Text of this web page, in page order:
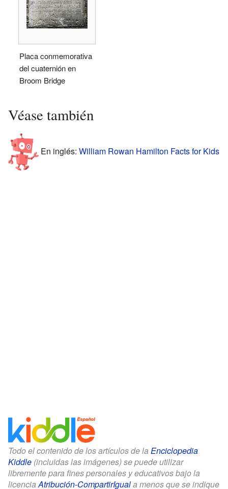
Placa conmemorativa
del cuaternión en
Broom Bridge
Véase también
En inglés: William Rowan Hamilton Facts for Kids
Todo el contenido de los artículos de la Enciclopedia
Kiddle (incluidas las imágenes) se puede utilizar
libremente para fines personales y educativos bajo la
licencia Atribución-CompartirIguala menos que se indique